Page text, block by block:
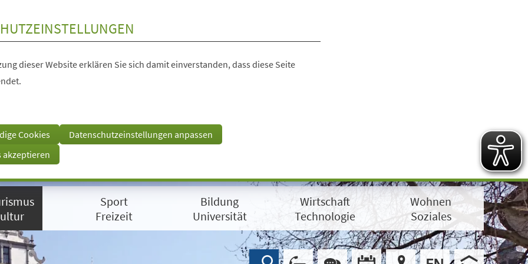
dieser Website erklären Sie sich damit einverstanden, dass diese Seite
Cookies
Datenschutzeinstellungen anpassen
akzeptieren
Sport
Freizeit
Bildung
Universität
Wirtschaft
Technologie
Wohnen
Soziales